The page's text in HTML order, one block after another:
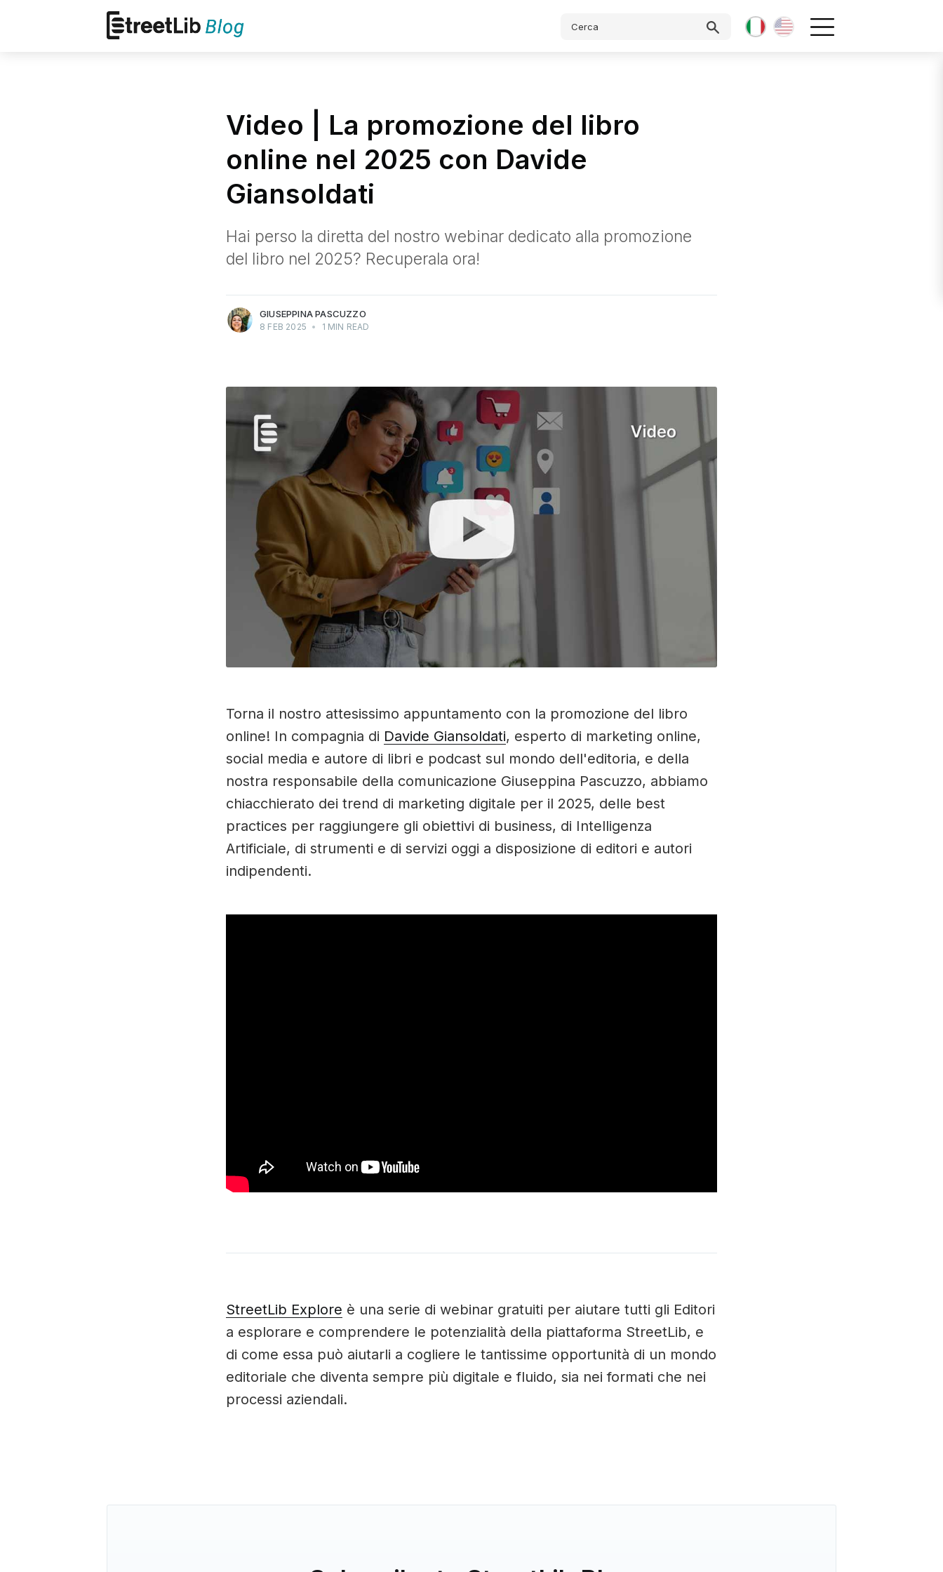
Video | La promozione del libro
online nel 2025 con Davide
Giansoldati
Hai perso la diretta del nostro webinar dedicato alla promozione
del libro nel 2025? Recuperala ora!
Giuseppina Pascuzzo
Communication Manager StreetLib
GIUSEPPINA PASCUZZO
8 FEB 2025 • 1 MIN READ
Torna il nostro attesissimo appuntamento con la promozione del libro
online! In compagnia di Davide Giansoldati, esperto di marketing online,
social media e autore di libri e podcast sul mondo dell'editoria, e della
nostra responsabile della comunicazione Giuseppina Pascuzzo, abbiamo
chiacchierato dei trend di marketing digitale per il 2025, delle best
practices per raggiungere gli obiettivi di business, di Intelligenza
Artificiale, di strumenti e di servizi oggi a disposizione di editori e autori
indipendenti.
StreetLib Explore è una serie di webinar gratuiti per aiutare tutti gli Editori
a esplorare e comprendere le potenzialità della piattaforma StreetLib, e
di come essa può aiutarli a cogliere le tantissime opportunità di un mondo
editoriale che diventa sempre più digitale e fluido, sia nei formati che nei
processi aziendali.